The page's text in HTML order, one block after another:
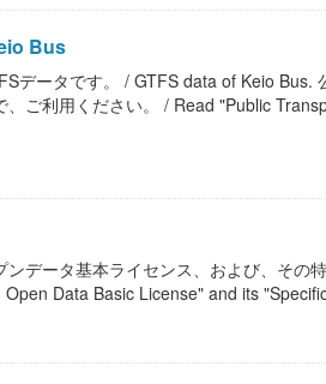
Bus
データです。 / GTFS data of Keio Bus.
、ご利用ください。 / Read "Public
ンデータ基本ライセンス、および、その
Data Basic License" and its